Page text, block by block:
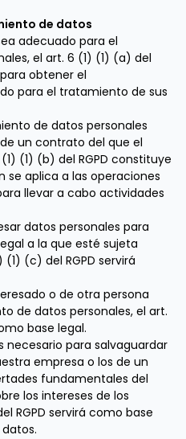
de datos
adecuado para el
el art. 6 (1) (1) (a) del
obtener el
para el tratamiento de sus
de datos personales
un contrato del que el
(1) (b) del RGPD constituye
se aplica a las operaciones
llevar a cabo actividades
datos personales para
a la que esté sujeta
(c) del RGPD servirá
o de otra persona
de datos personales, el art.
base legal.
para salvaguardar
empresa o los de un
fundamentales del
los intereses de los
RGPD servirá como base